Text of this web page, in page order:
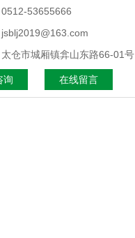
53655666
仓市城厢镇弇山东路66-01号
询 在线留言